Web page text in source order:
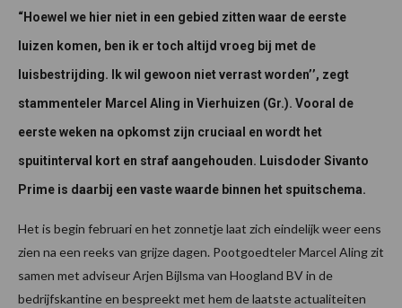
“Hoewel we hier niet in een gebied zitten waar de eerste
luizen komen, ben ik er toch altijd vroeg bij met de
luisbestrijding. Ik wil gewoon niet verrast worden’’, zegt
stammenteler Marcel Aling in Vierhuizen (Gr.). Vooral de
eerste weken na opkomst zijn cruciaal en wordt het
spuitinterval kort en straf aangehouden. Luisdoder Sivanto
Prime is daarbij een vaste waarde binnen het spuitschema.
Het is begin februari en het zonnetje laat zich eindelijk weer eens
zien na een reeks van grijze dagen. Pootgoedteler Marcel Aling zit
samen met adviseur Arjen Bijlsma van Hoogland BV in de
bedrijfskantine en bespreekt met hem de laatste actualiteiten